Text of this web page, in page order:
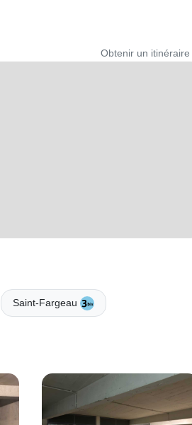
Obtenir un itinéraire
Saint-Fargeau